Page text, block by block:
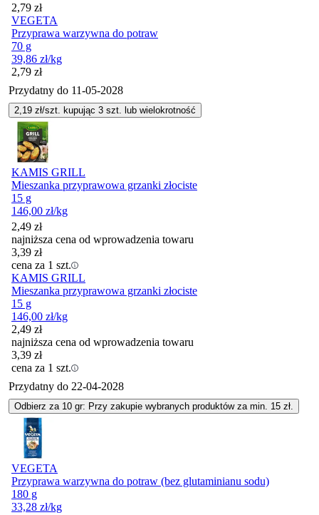
Cena
2,79 zł
VEGETA
Przyprawa warzywna do potraw
70 g
39,86 zł/kg
Cena
2,79 zł
Przydatny do 11-05-2028
2,19 zł/szt. kupując 3 szt. lub wielokrotność
KAMIS GRILL
Mieszanka przyprawowa grzanki złociste
15 g
146,00 zł/kg
2,49 zł
najniższa cena od wprowadzenia towaru
3,39 zł
cena za 1 szt.
KAMIS GRILL
Mieszanka przyprawowa grzanki złociste
15 g
146,00 zł/kg
2,49 zł
najniższa cena od wprowadzenia towaru
3,39 zł
cena za 1 szt.
Przydatny do 22-04-2028
Odbierz za 10 gr: Przy zakupie wybranych produktów za min. 15 zł.
VEGETA
Przyprawa warzywna do potraw (bez glutaminianu sodu)
180 g
33,28 zł/kg